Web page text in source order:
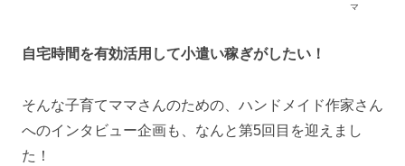
マ
自宅時間を有効活用して小遣い稼ぎがしたい！
そんな子育てママさんのための、ハンドメイド作家さん
へのインタビュー企画も、なんと第5回目を迎えまし
た！